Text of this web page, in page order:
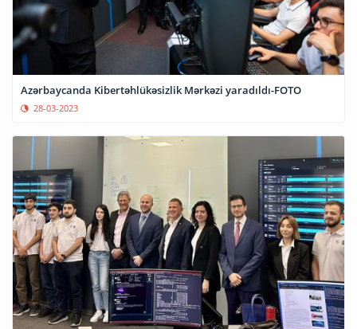
Azərbaycanda Kibertəhlükəsizlik Mərkəzi yaradıldı-FOTO
28-03-2023